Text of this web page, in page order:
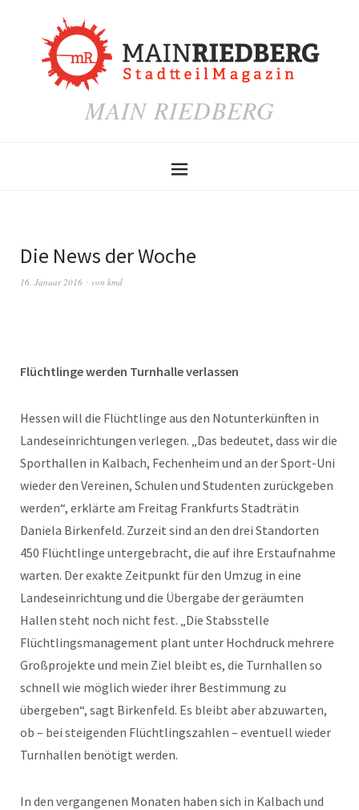
MAIN RIEDBERG
Die News der Woche
16. Januar 2016 von kmd
Flüchtlinge werden Turnhalle verlassen
Hessen will die Flüchtlinge aus den Notunterkünften in
Landeseinrichtungen verlegen. „Das bedeutet, dass wir die
Sporthallen in Kalbach, Fechenheim und an der Sport-Uni
wieder den Vereinen, Schulen und Studenten zurückgeben
werden“, erklärte am Freitag Frankfurts Stadträtin
Daniela Birkenfeld. Zurzeit sind an den drei Standorten
450 Flüchtlinge untergebracht, die auf ihre Erstaufnahme
warten. Der exakte Zeitpunkt für den Umzug in eine
Landeseinrichtung und die Übergabe der geräumten
Hallen steht noch nicht fest. „Die Stabsstelle
Flüchtlingsmanagement plant unter Hochdruck mehrere
Großprojekte und mein Ziel bleibt es, die Turnhallen so
schnell wie möglich wieder ihrer Bestimmung zu
übergeben“, sagt Birkenfeld. Es bleibt aber abzuwarten,
ob – bei steigenden Flüchtlingszahlen – eventuell wieder
Turnhallen benötigt werden.
In den vergangenen Monaten haben sich in Kalbach und